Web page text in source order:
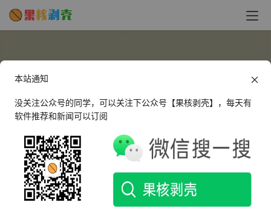
kay0726
这个人很懒，什么都没有留下～
本站通知
没关注公众号的同学，可以关注下公众号【果核剥壳】，每天有
软件推荐和新闻可以订阅